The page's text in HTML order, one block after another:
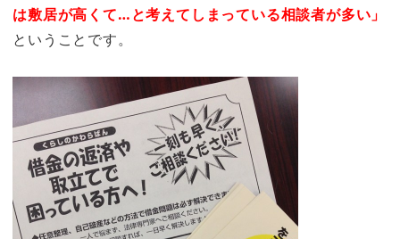
は敷居が高くて…と考えてしまっている相談者が多い」
ということです。